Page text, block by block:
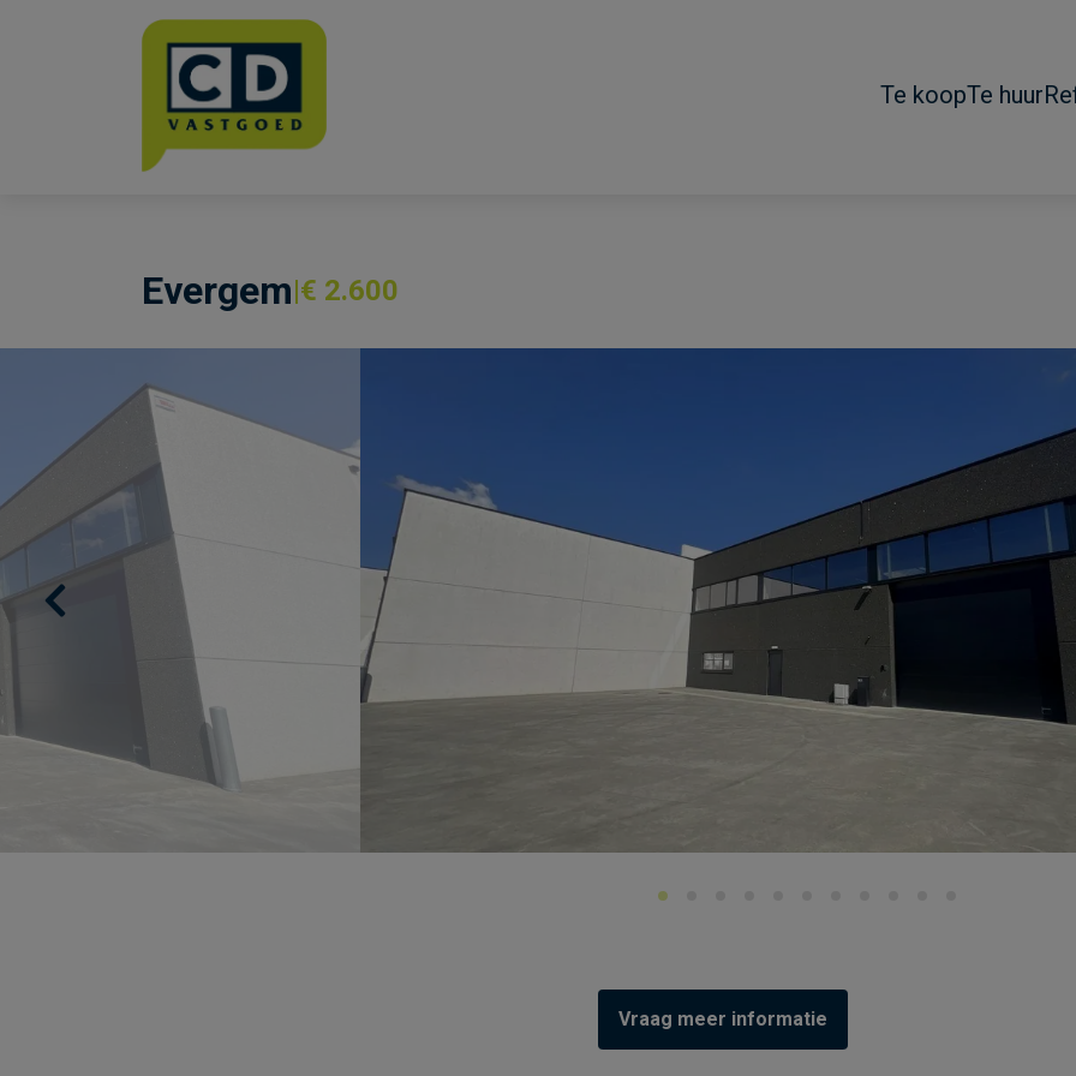
Menu overslaan en naar de inhoud gaan
Te koopTe huur
Evergem € 2.600
Previous
Vraag meer informatie